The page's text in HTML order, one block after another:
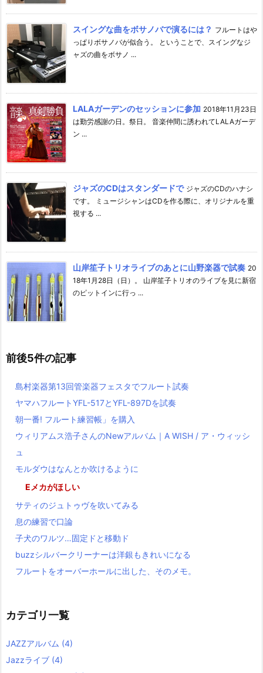
スイングな曲をボサノバで演るには？ フルートはや
っぱりボサノバが似合う。 ということで、スイングなジ
ャズの曲をボサノ ...
LALAガーデンのセッションに参加 2018年11月23日
は勤労感謝の日。祭日。 音楽仲間に誘われてLALAガーデ
ン ...
ジャズのCDはスタンダードで ジャズのCDのハナシ
です。 ミュージシャンはCDを作る際に、オリジナルを重
視する ...
山岸笙子トリオライブのあとに山野楽器で試奏 20
18年1月28日（日）。 山岸笙子トリオのライブを見に新宿
のピットインに行っ ...
前後5件の記事
島村楽器第13回管楽器フェスタでフルート試奏
ヤマハフルートYFL-517とYFL-897Dを試奏
朝一番! フルート練習帳」を購入
ウィリアムス浩子さんのNewアルバム｜A WISH / ア・ウィッシ
ュ
モルダウはなんとか吹けるように
Eメカがほしい
サティのジュトゥヴを吹いてみる
息の練習で口論
子犬のワルツ…固定ドと移動ド
buzzシルバークリーナーは洋銀もきれいになる
フルートをオーバーホールに出した、そのメモ。
カテゴリ一覧
JAZZアルバム (4)
Jazzライブ (4)